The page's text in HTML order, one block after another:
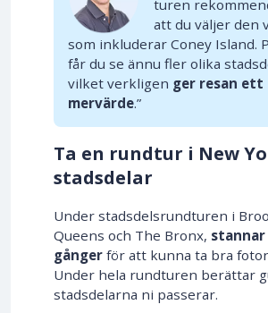
turen
att du väljer den
som inkluderar Coney Island.
får du se ännu fler olika
vilket verkligen ger resan ett
mervärde.”
Ta en rundtur i New
stadsdelar
Under stadsdelsrundturen i
Queens och The Bronx,
gånger för att kunna ta bra
Under hela rundturen berättar
stadsdelarna ni passerar.